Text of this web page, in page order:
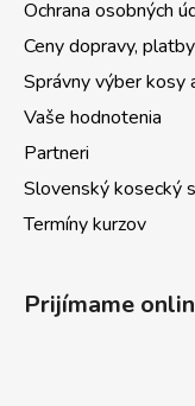
Ochrana osobných
Ceny dopravy,
Správny výber kosy
Vaše hodnotenia
Partneri
Slovenský kosecký
Termíny kurzov
Prijímame